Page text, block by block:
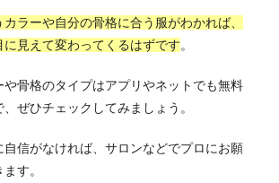
ラーや自分の骨格に合う服がわかれば、
に見えて変わってくるはずです。
や骨格のタイプはアプリやネットでも無料
ぜひチェックしてみましょう。
自信がなければ、サロンなどでプロにお願
す。